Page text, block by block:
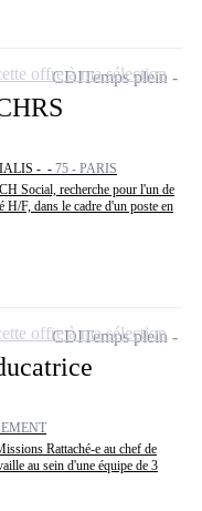
- - 75 - PARIS
Social, recherche pour l'un de
H/F, dans le cadre d'un poste en
CDITemps plein
offre à ma sélection
Rattaché-e au chef de
au sein d'une équipe de 3
CDITemps plein
offre à ma sélection